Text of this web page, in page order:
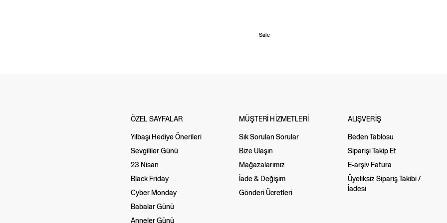
Sale
ÖZEL SAYFALAR
Yılbaşı Hediye Önerileri
Sevgililer Günü
23 Nisan
Black Friday
Cyber Monday
Babalar Günü
Anneler Günü
MÜŞTERİ HİZMETLERİ
Sık Sorulan Sorular
Bize Ulaşın
Mağazalarımız
İade & Değişim
Gönderi Ücretleri
ALIŞVERİŞ
Beden Tablosu
Siparişi Takip Et
E-arşiv Fatura
Üyeliksiz Sipariş Takibi /
İadesi